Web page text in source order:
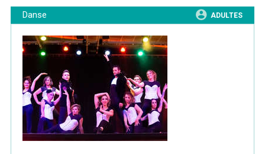
L'agglomération
Météo/UV Webcams Select Language ▼
Danse ADULTES